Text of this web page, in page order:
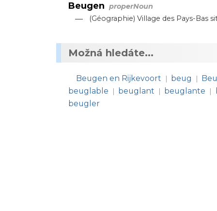
Beugen properNoun
— (Géographie) Village des Pays-Bas
Možná hledáte...
Beugen en Rijkevoort | beug |
beuglable
| beuglant | beuglante |
beugler